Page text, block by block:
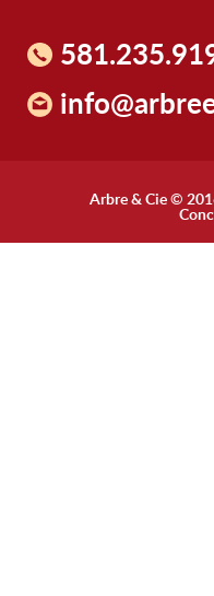
Arbre & Cie ©